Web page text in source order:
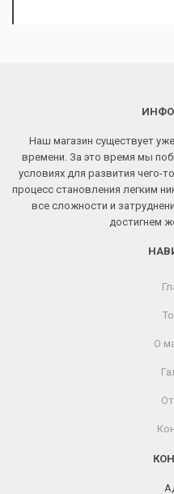
Наш магазин существует
времени. За это время мы
условиях для развития чего-
процесс становления легким
все сложности и
достигнем
О